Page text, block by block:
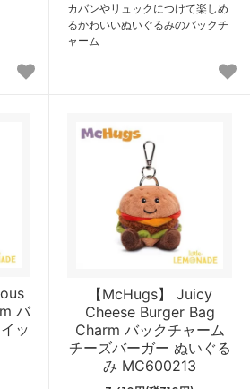
カバンやリュックにつけて楽しめ
るかわいいぬいぐるみのバックチ
ャーム
バ
ッ
【McHugs】 Juicy
Cheese Burger Bag
Charm バックチャーム
チーズバーガー ぬいぐる
み MC600213